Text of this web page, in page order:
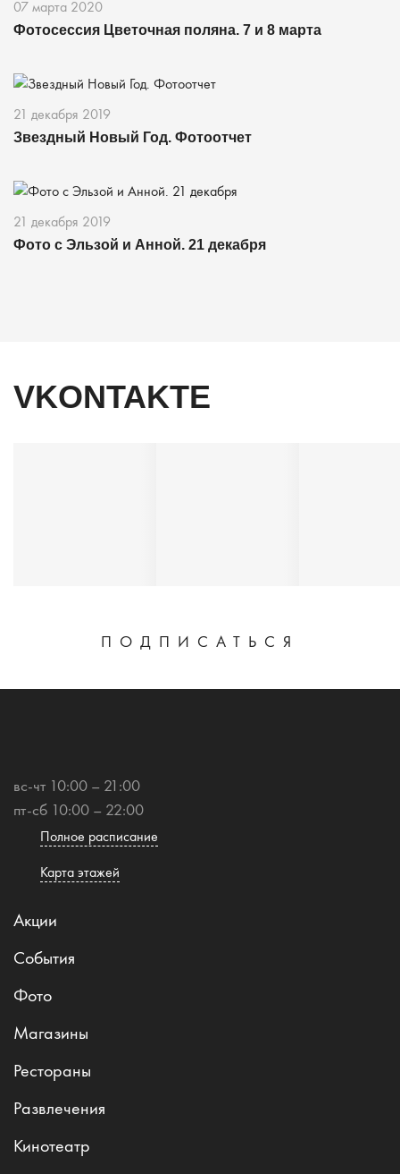
07 марта 2020
Фотосессия Цветочная поляна. 7 и 8 марта
21 декабря 2019
Звездный Новый Год. Фотоотчет
21 декабря 2019
Фото с Эльзой и Анной. 21 декабря
VKONTAKTE
ПОДПИСАТЬСЯ
вс-чт 10:00 – 21:00
пт-сб 10:00 – 22:00
Полное расписание
Карта этажей
Акции
События
Фото
Магазины
Рестораны
Развлечения
Кинотеатр